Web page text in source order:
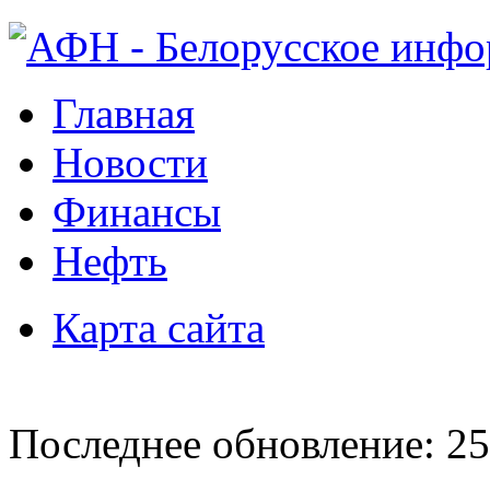
Главная
Новости
Финансы
Нефть
Карта сайта
Последнее обновление: